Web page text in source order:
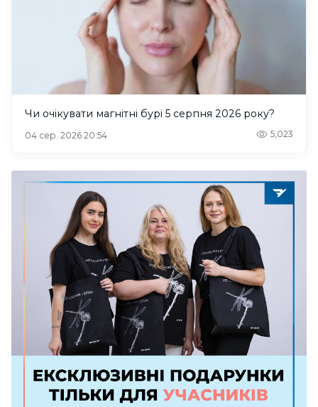
Чи очікувати магнітні бурі 5 серпня 2026 року?
04 сер. 2026 20:54 5,023